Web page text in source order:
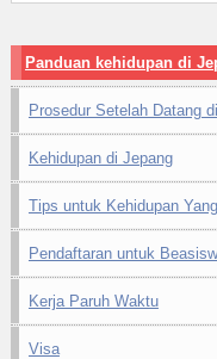
Panduan kehidupan di
Prosedur Setelah Datang
Kehidupan di Jepang
Tips untuk Kehidupan
Pendaftaran untuk
Kerja Paruh Waktu
Visa